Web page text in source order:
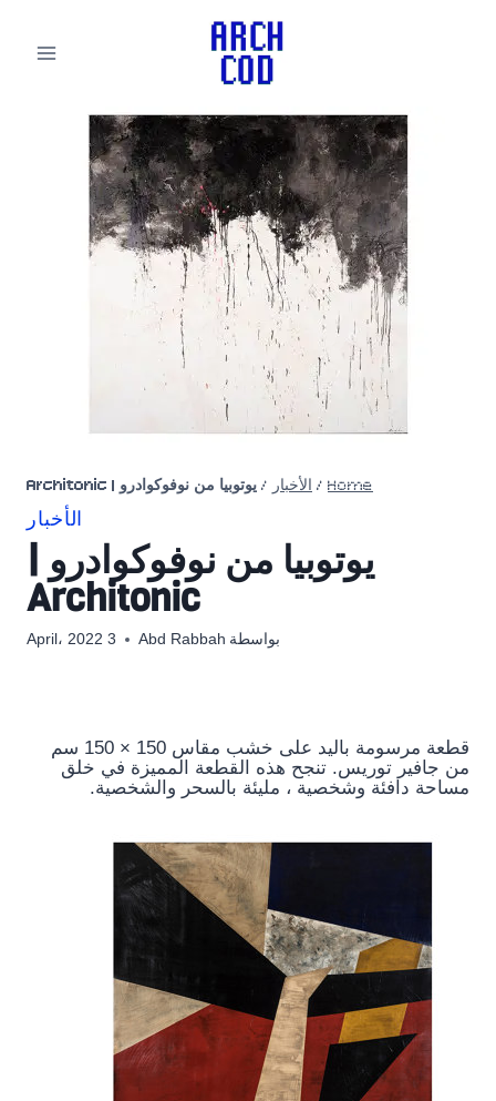
Home
/ الأخبار / يوتوبيا من نوفوكوادرو | Architonic
الأخبار
يوتوبيا من نوفوكوادرو |
Architonic
بواسطة Abd Rabbah 3 April، 2022
قطعة مرسومة باليد على خشب مقاس 150 × 150 سم
من جافير توريس. تنجح هذه القطعة المميزة في خلق
مساحة دافئة وشخصية ، مليئة بالسحر والشخصية.